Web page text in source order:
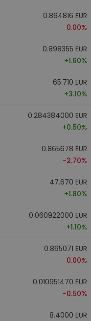
0.864816 EUR
0.00%
0.898355 EUR
+1.60%
65.710 EUR
+3.10%
0.284384000 EUR
+0.50%
0.865678 EUR
-2.70%
47.670 EUR
+1.80%
0.060922000 EUR
+1.10%
0.865071 EUR
0.00%
0.010951470 EUR
-0.50%
8.4000 EUR